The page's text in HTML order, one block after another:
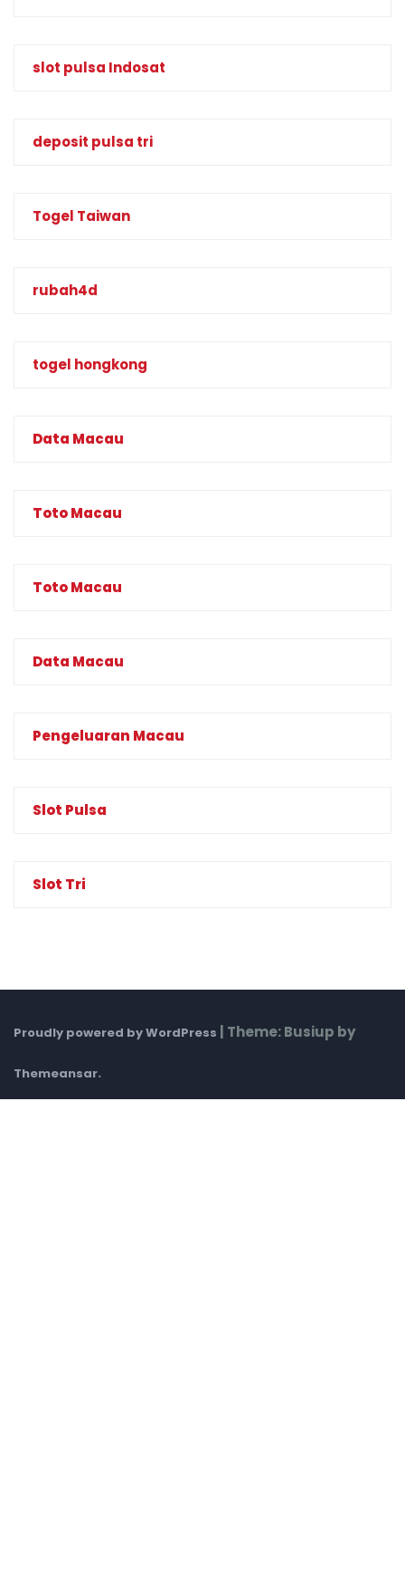
slot pulsa Indosat
deposit pulsa tri
Togel Taiwan
rubah4d
togel hongkong
Data Macau
Toto Macau
Toto Macau
Data Macau
Pengeluaran Macau
Slot Pulsa
Slot Tri
Proudly powered by WordPress | Theme: Busiup by
Themeansar.